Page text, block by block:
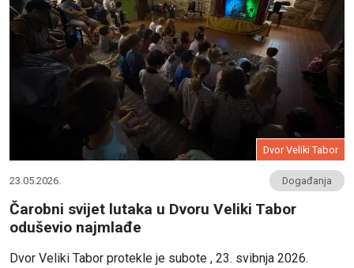
Dvor Veliki Tabor
23.05.2026. Događanja
Čarobni svijet lutaka u Dvoru Veliki Tabor
oduševio najmlađe
Dvor Veliki Tabor protekle je subote , 23. svibnja 2026.